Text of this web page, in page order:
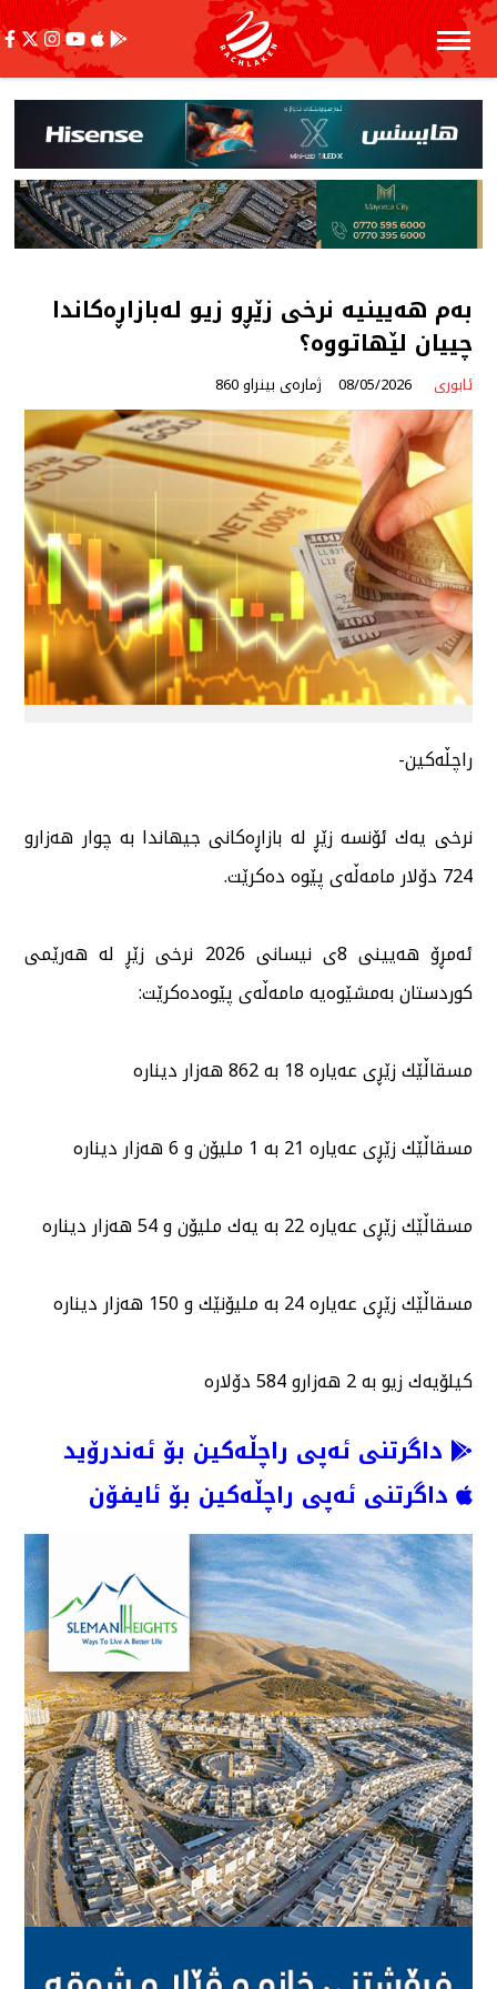
بەم هەیینیە نرخی زێڕو زیو لەبازاڕەكاندا
چییان لێهاتووە؟
ئابوری 08/05/2026 ژمارەی بینراو 860
راچڵەكین-
نرخی یەك ئۆنسە زێڕ لە بازاڕەكانی جیهاندا بە چوار هەزارو
724 دۆلار مامەڵەی پێوە دەكرێت.
ئەمڕۆ هەیینی 8ی نیسانی 2026 نرخی زێڕ لە هەرێمی
كوردستان بەمشێوەیە مامەڵەی پێوەدەكرێت:
مسقاڵێك زێڕی عەیارە 18 بە 862 هەزار دینارە
مسقاڵێك زێڕی عەیارە 21 بە 1 ملیۆن و 6 هەزار دینارە
مسقاڵێك زێڕی عەیارە 22 بە یەك ملیۆن و 54 هەزار دینارە
مسقاڵێك زێڕی عەیارە 24 بە ملیۆنێك و 150 هەزار دینارە
كیلۆیەك زیو بە 2 هەزارو 584 دۆلارە
داگرتنی ئەپی راچڵەکین بۆ ئەندرۆید
داگرتنی ئەپی راچڵەکین بۆ ئایفۆن